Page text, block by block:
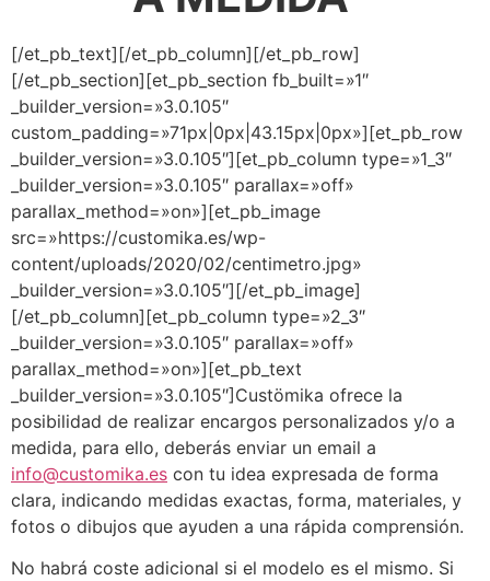
[/et_pb_text][/et_pb_column][/et_pb_row]
[/et_pb_section][et_pb_section fb_built=»1″
_builder_version=»3.0.105″
custom_padding=»71px|0px|43.15px|0px»][et_pb_row
_builder_version=»3.0.105″][et_pb_column type=»1_3″
_builder_version=»3.0.105″ parallax=»off»
parallax_method=»on»][et_pb_image
src=»https://customika.es/wp-
content/uploads/2020/02/centimetro.jpg»
_builder_version=»3.0.105″][/et_pb_image]
[/et_pb_column][et_pb_column type=»2_3″
_builder_version=»3.0.105″ parallax=»off»
parallax_method=»on»][et_pb_text
_builder_version=»3.0.105″]Custömika ofrece la
posibilidad de realizar encargos personalizados y/o a
medida, para ello, deberás enviar un email a
info@customika.es con tu idea expresada de forma
clara, indicando medidas exactas, forma, materiales, y
fotos o dibujos que ayuden a una rápida comprensión.
No habrá coste adicional si el modelo es el mismo. Si